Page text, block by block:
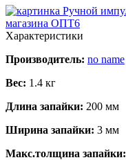
Характеристики
Производитель: no name
Вес: 1.4 кг
Длина запайки: 200 мм
Ширина запайки: 3 мм
Макс.толщина запайки: